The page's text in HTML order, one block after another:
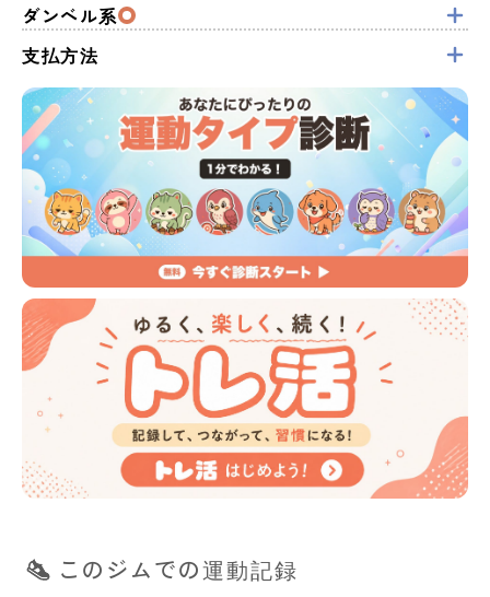
ダンベル系
支払方法
このジムでの運動記録